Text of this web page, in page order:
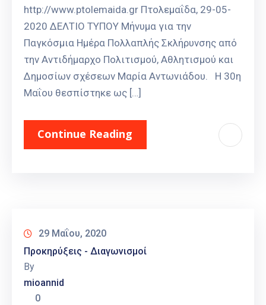
http://www.ptolemaida.gr Πτολεμαΐδα, 29-05-
2020 ΔΕΛΤΙΟ ΤΥΠΟΥ Μήνυμα για την
Παγκόσμια Ημέρα Πολλαπλής Σκλήρυνσης από
την Αντιδήμαρχο Πολιτισμού, Αθλητισμού και
Δημοσίων σχέσεων Μαρία Αντωνιάδου. Η 30η
Μαΐου θεσπίστηκε ως […]
Continue Reading
29 Μαΐου, 2020
Προκηρύξεις - Διαγωνισμοί
By
mioannid
0